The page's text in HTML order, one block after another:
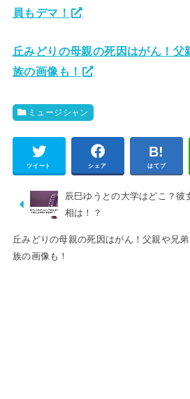
員もデマ！
丘みどりの母親の死因はがん！父
族の画像も！
ミュージシャン
ツイート シェア はてブ
辰巳ゆうとの大学はどこ？
相は！？
丘みどりの母親の死因はがん！父親や兄
族の画像も！